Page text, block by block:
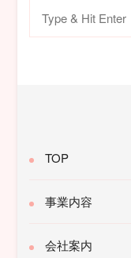
TOP
事業内容
会社案内